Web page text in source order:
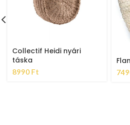
Collectif Heidi nyári
táska
8990 Ft